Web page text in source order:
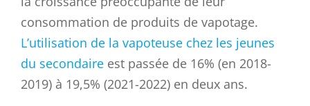
consommation de produits de vapotage.
L’utilisation de la vapoteuse chez les jeunes
du secondaire est passée de 16% (en 2018-
2019) à 19,5% (2021-2022) en deux ans.